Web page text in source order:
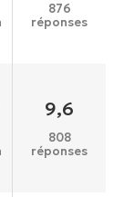
876
réponses
9,6
808
réponses